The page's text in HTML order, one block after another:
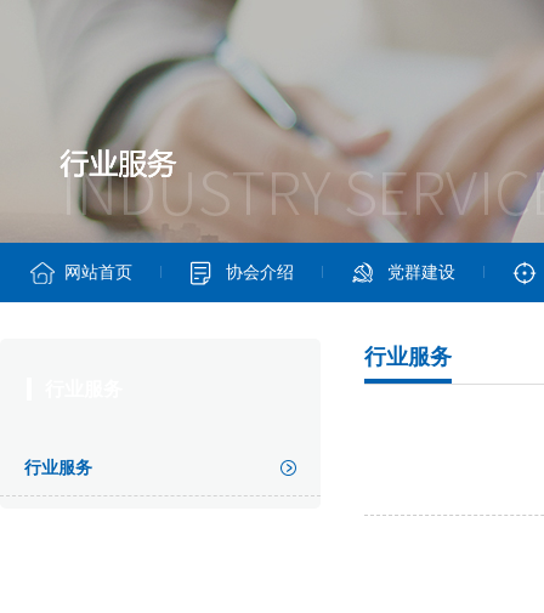
网站首页 协会介绍 党群建设
行业服务
行业服务